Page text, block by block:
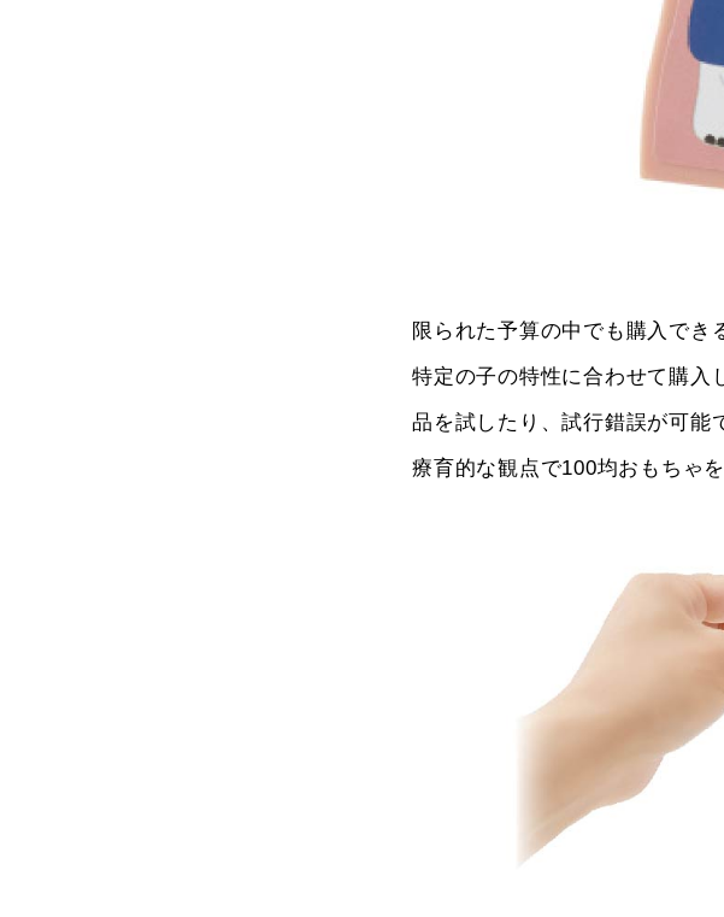
限られた予算の中でも購入でき
特定の子の特性に合わせて購入
品を試したり、試行錯誤が可能
療育的な観点で100均おもちゃ